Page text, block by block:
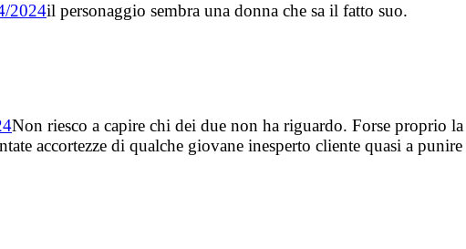
2024il personaggio sembra una donna che sa il fatto suo.
Non riesco a capire chi dei due non ha riguardo. Forse proprio
accortezze di qualche giovane inesperto cliente quasi a